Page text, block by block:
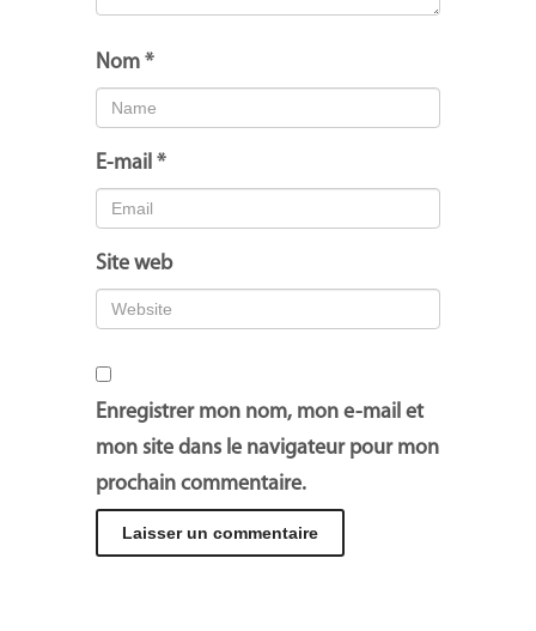
Nom *
E-mail *
Site web
Enregistrer mon nom, mon e-mail et
mon site dans le navigateur pour mon
prochain commentaire.